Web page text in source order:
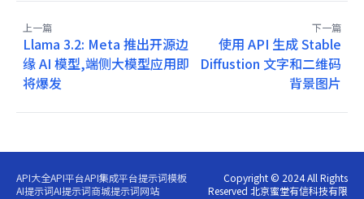
上一篇
Llama 3.2: Meta 推出开源边
缘 AI 模型,端侧大模型应用即
将爆发
下一篇
使用 API 生成 Stable
Diffustion 文字和二维码
背景图片
API大全API平台API集成平台提示词模板
AI提示词AI提示词商城提示词网站
Copyright © 2024 All Rights
Reserved 北京蜜堂有信科技有限